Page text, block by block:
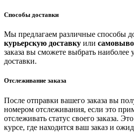
Способы доставки
Мы предлагаем различные способы
курьерскую доставку или
заказа вы сможете выбрать наиболее
доставки.
Отслеживание заказа
После отправки вашего заказа вы
номером отслеживания, если это
отслеживать статус своего заказа.
курсе, где находится ваш заказ и